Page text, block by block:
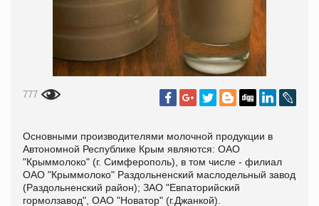
777
Основными производителями молочной продукции в
Автономной Республике Крым являются: ОАО
"Крыммолоко" (г. Симферополь), в том числе - филиал
ОАО "Крыммолоко" Раздольненский маслодельный завод
(Раздольненский район); ЗАО "Евпаторийский
гормолзавод", ОАО "Новатор" (г.Джанкой).